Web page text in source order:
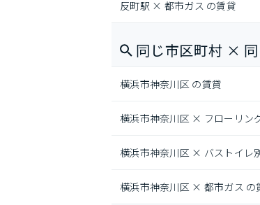
反町駅 × 都市ガス の賃貸
同じ市区町村 ×
横浜市神奈川区 の賃貸
横浜市神奈川区 × フローリン
横浜市神奈川区 × バストイレ
横浜市神奈川区 × 都市ガス の